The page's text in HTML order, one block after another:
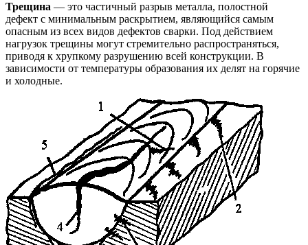
Трещина — это частичный разрыв металла, полостной
дефект с минимальным раскрытием, являющийся самым
опасным из всех видов дефектов сварки. Под действием
нагрузок трещины могут стремительно распространяться,
приводя к хрупкому разрушению всей конструкции. В
зависимости от температуры образования их делят на горячие
и холодные.